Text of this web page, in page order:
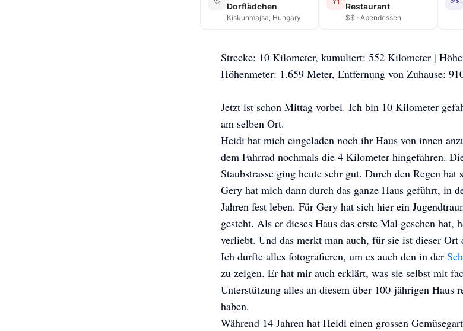
Dorflädchen
Kiskunmajsa, Hungary
Restaurant
$$ · Abendessen
Strecke: 10 Kilometer, kumuliert: 552 Kilometer |
Höhenmeter: 1.659 Meter, Entfernung von Zuhause:
Jetzt ist schon Mittag vorbei. Ich bin 10 Kilometer
am selben Ort.
Heidi hat mich eingeladen noch ihr Haus von innen
dem Fahrrad nochmals die 4 Kilometer hingefahren.
Staubstrasse ging heute sehr gut. Durch den Regen hat
Gery hat mich dann durch das ganze Haus geführt, in
Jahren fest leben. Für Gery hat sich hier ein
gesteht. Als er dieses Haus das erste Mal gesehen hat,
verliebt. Und das merkt man auch, für sie ist dieser Ort
Ich durfte alles fotografieren, um es auch den in der
zu zeigen. Er hat mir auch erklärt, was sie selbst mit
Unterstützung alles an diesem über 100-jährigen Haus
haben.
Während 14 Jahren hat Heidi einen grossen